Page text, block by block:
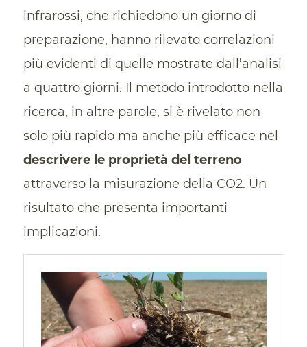
infrarossi, che richiedono un giorno di
preparazione, hanno rilevato correlazioni
più evidenti di quelle mostrate dall’analisi
a quattro giorni. Il metodo introdotto nella
ricerca, in altre parole, si è rivelato non
solo più rapido ma anche più efficace nel
descrivere le proprietà del terreno
attraverso la misurazione della CO2. Un
risultato che presenta importanti
implicazioni.